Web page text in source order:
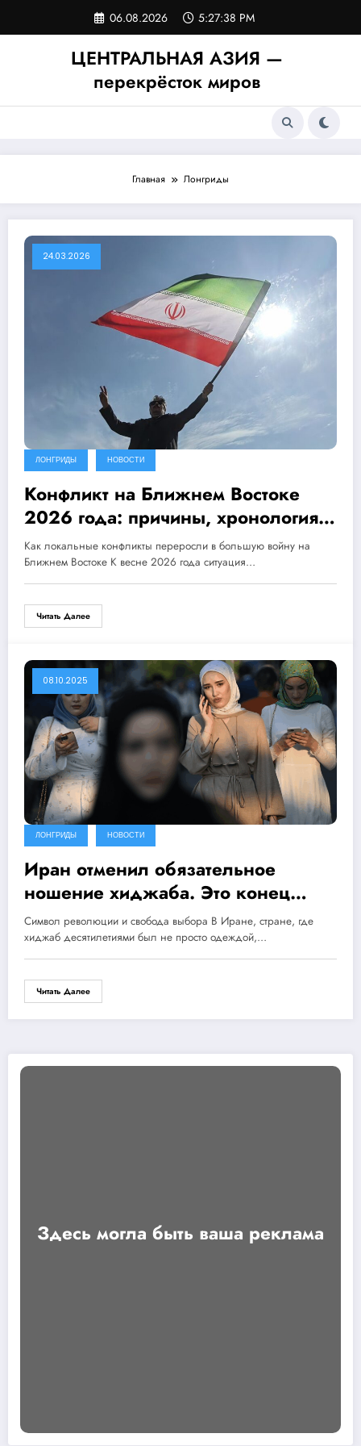
содержимому
06.08.2026 5:27:38 PM
ЦЕНТРАЛЬНАЯ АЗИЯ —
перекрёсток миров
Главная Лонгриды
24.03.2026
ЛОНГРИДЫ НОВОСТИ
Конфликт на Ближнем Востоке
2026 года: причины, хронология и
последствия
Как локальные конфликты переросли в большую войну на
Ближнем Востоке К весне 2026 года ситуация…
Читать Далее
08.10.2025
ЛОНГРИДЫ НОВОСТИ
Иран отменил обязательное
ношение хиджаба. Это конец
эпохи?
Символ революции и свобода выбора В Иране, стране, где
хиджаб десятилетиями был не просто одеждой,…
Читать Далее
Здесь могла быть ваша реклама